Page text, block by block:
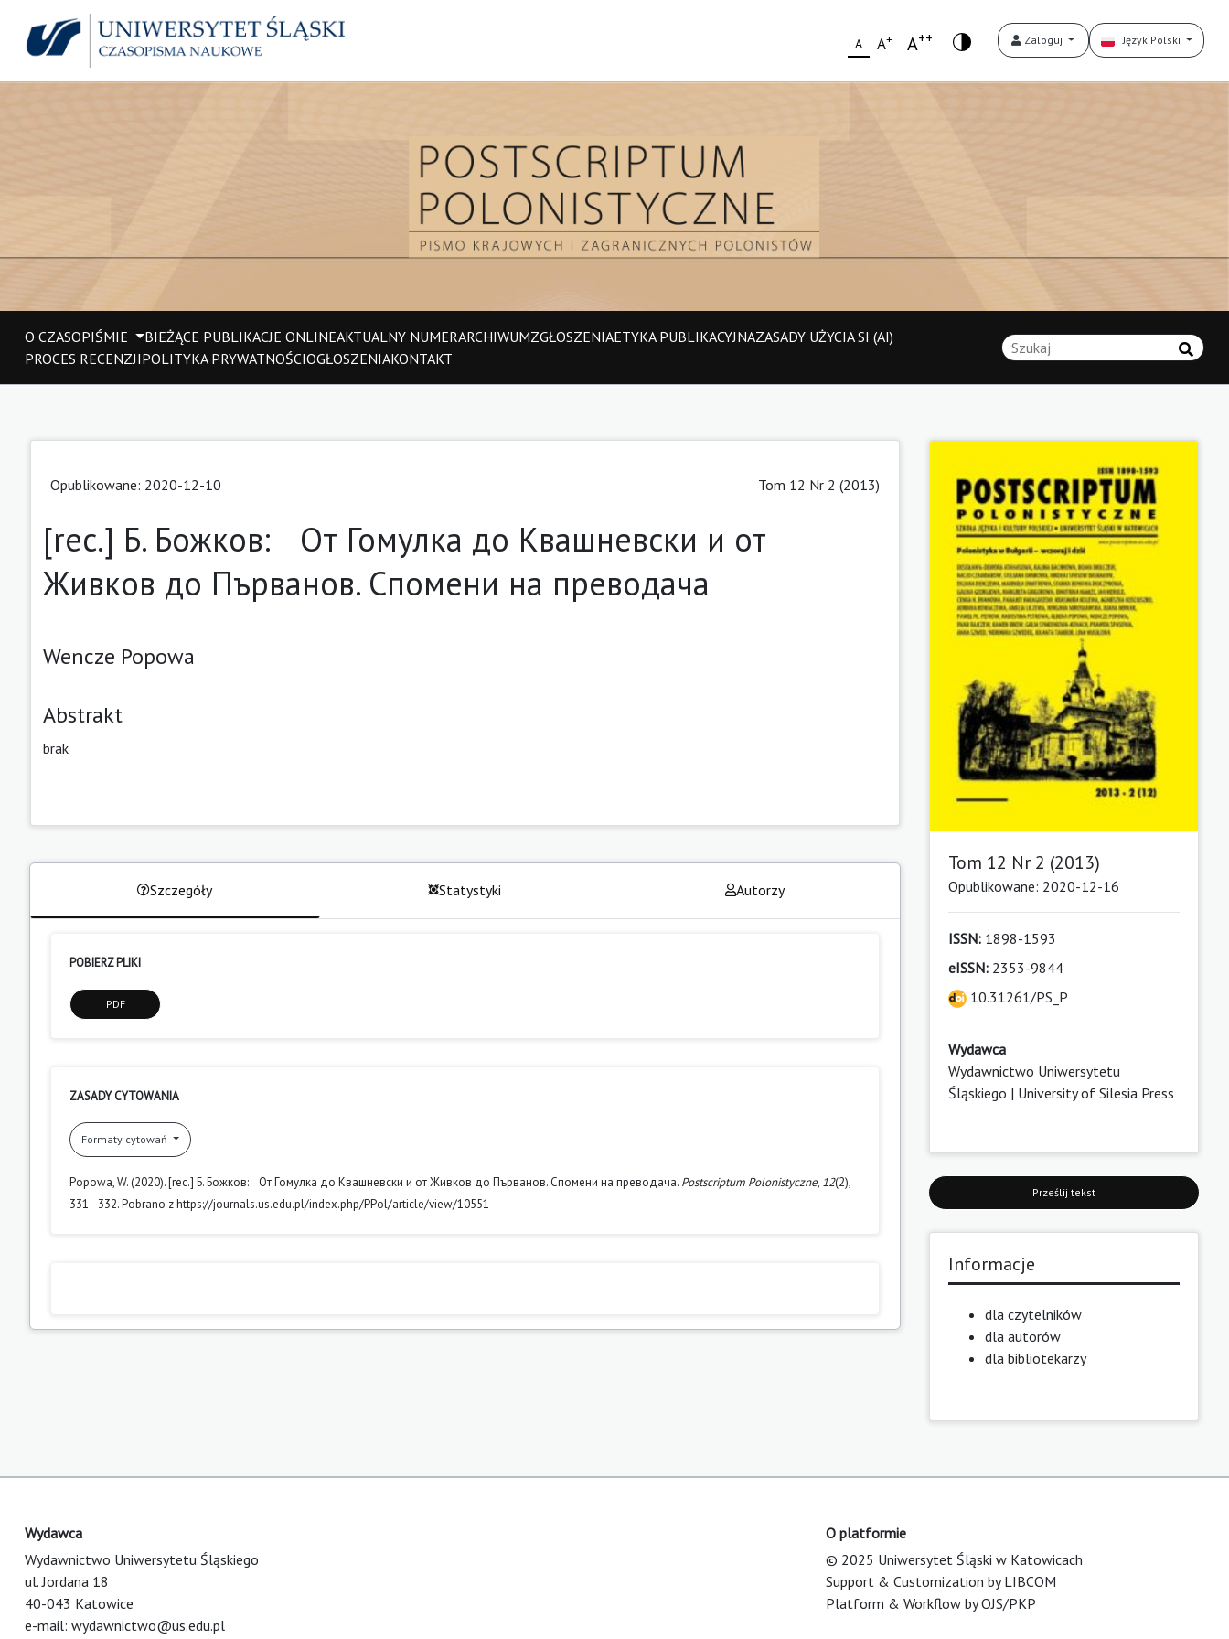
A A+ A++ Zaloguj Język Polski
O CZASOPIŚMIE BIEŻĄCE PUBLIKACJE ONLINEAKTUALNY NUMERARCHIWUMZGŁOSZENIAETYKA PUBLIKACYJNAZASADY UŻYCIA SI (AI)
PROCES RECENZJIPOLITYKA PRYWATNOŚCIOGŁOSZENIAKONTAKT
Opublikowane: 2020-12-10 Tom 12 Nr 2 (2013)
[rec.] Б. Божков: От Гомулка до Квашневски и от
Живков до Първанов. Спомени на преводача
Wencze Popowa
Abstrakt
brak
Szczegóły Statystyki Autorzy
POBIERZ PLIKI
PDF
ZASADY CYTOWANIA
Formaty cytowań
Popowa, W. (2020). [rec.] Б. Божков: От Гомулка до Квашневски и от Живков до Първанов. Спомени на преводача. Postscriptum Polonistyczne, 12(2),
331–332. Pobrano z https://journals.us.edu.pl/index.php/PPol/article/view/10551
Tom 12 Nr 2 (2013)
Opublikowane: 2020-12-16
ISSN:1898-1593
eISSN:2353-9844
10.31261/PS_P
Wydawca
Wydawnictwo Uniwersytetu
Śląskiego | University of Silesia Press
Prześlij tekst
Informacje
dla czytelników
dla autorów
dla bibliotekarzy
Wydawca
Wydawnictwo Uniwersytetu Śląskiego
ul. Jordana 18
40-043 Katowice
e-mail: wydawnictwo@us.edu.pl
O platformie
© 2025 Uniwersytet Śląski w Katowicach
Support & Customization by LIBCOM
Platform & Workflow by OJS/PKP